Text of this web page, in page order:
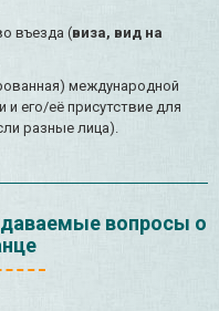
въезда (виза, вид на
международной
его/её присутствие для
разные лица).
вопросы о